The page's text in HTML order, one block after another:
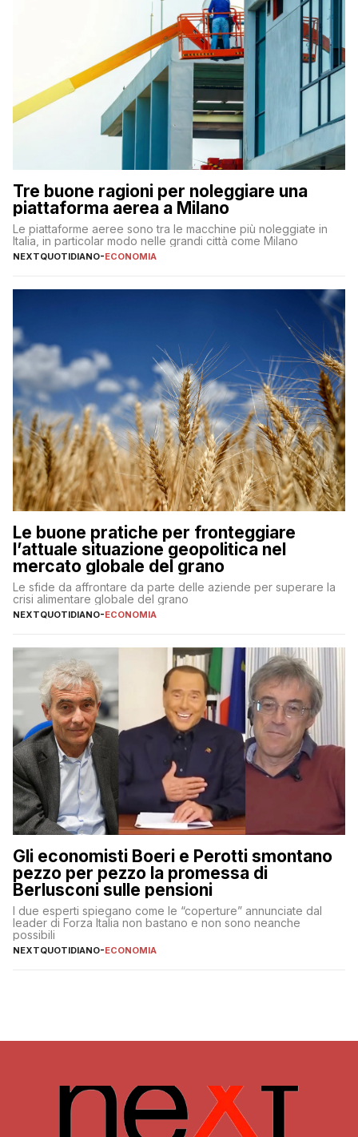
Tre buone ragioni per noleggiare una
piattaforma aerea a Milano
Le piattaforme aeree sono tra le macchine più noleggiate in
Italia, in particolar modo nelle grandi città come Milano
NEXTQUOTIDIANO-ECONOMIA
Le buone pratiche per fronteggiare
l’attuale situazione geopolitica nel
mercato globale del grano
Le sfide da affrontare da parte delle aziende per superare la
crisi alimentare globale del grano
NEXTQUOTIDIANO-ECONOMIA
Gli economisti Boeri e Perotti smontano
pezzo per pezzo la promessa di
Berlusconi sulle pensioni
I due esperti spiegano come le “coperture” annunciate dal
leader di Forza Italia non bastano e non sono neanche
possibili
NEXTQUOTIDIANO-ECONOMIA